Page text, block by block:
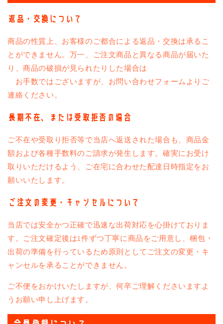
返品・交換について
商品の性質上、お客様のご都合による返品・交換は承るこ
とができません。万一、ご注文商品と異なる商品が届いた
り、商品の破損が見られたりした場合は
お手数ではございますが、お問い合わせフォームよりご
連絡ください。
長期不在、または受取拒否の場合
ご不在や受取り拒否等で当店へ返送された場合も、商品金
額および各種手数料のご請求が発生します。確実にお受け
取りいただけるよう、ご在宅に合わせた配達日時指定をお
願いいたします。
ご注文の変更・キャンセルについて
当店では安全かつ正確で迅速な出荷対応を心掛けておりま
す。ご注文確定後は1件ずつ丁寧に商品をご用意し、梱包・
出荷の準備を行っているため原則としてご注文の変更・キ
ャンセルを承ることができません。
ご不便をおかけいたしますが、何卒ご理解くださいますよ
うお願い申し上げます。